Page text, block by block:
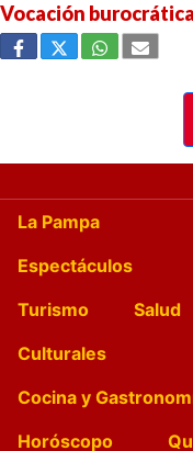
Vocación burocrática
No hay
Ha
La Pampa
Espectáculos
Turismo
Salud
Culturales
Cocina y
Horóscopo